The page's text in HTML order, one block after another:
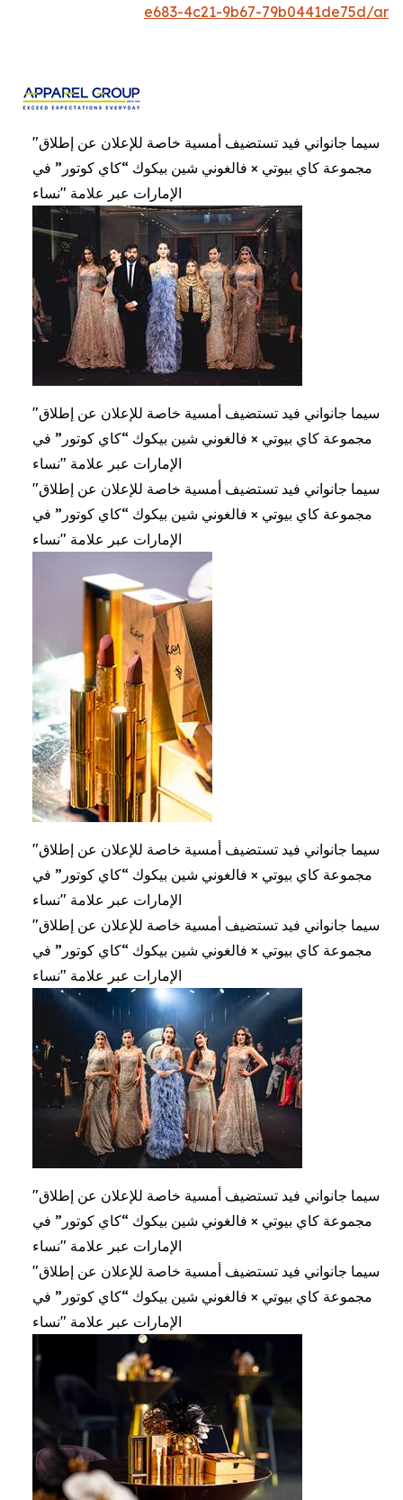
e683-4c21-9b67-79b0441de75d/ar
"سيما جانواني فيد تستضيف أمسية خاصة للإعلان عن إطلاق
مجموعة كاي بيوتي × فالغوني شين بيكوك “كاي كوتور” في
الإمارات عبر علامة "نساء
"سيما جانواني فيد تستضيف أمسية خاصة للإعلان عن إطلاق
مجموعة كاي بيوتي × فالغوني شين بيكوك “كاي كوتور” في
الإمارات عبر علامة "نساء
"سيما جانواني فيد تستضيف أمسية خاصة للإعلان عن إطلاق
مجموعة كاي بيوتي × فالغوني شين بيكوك “كاي كوتور” في
الإمارات عبر علامة "نساء
"سيما جانواني فيد تستضيف أمسية خاصة للإعلان عن إطلاق
مجموعة كاي بيوتي × فالغوني شين بيكوك “كاي كوتور” في
الإمارات عبر علامة "نساء
"سيما جانواني فيد تستضيف أمسية خاصة للإعلان عن إطلاق
مجموعة كاي بيوتي × فالغوني شين بيكوك “كاي كوتور” في
الإمارات عبر علامة "نساء
"سيما جانواني فيد تستضيف أمسية خاصة للإعلان عن إطلاق
مجموعة كاي بيوتي × فالغوني شين بيكوك “كاي كوتور” في
الإمارات عبر علامة "نساء
"سيما جانواني فيد تستضيف أمسية خاصة للإعلان عن إطلاق
مجموعة كاي بيوتي × فالغوني شين بيكوك “كاي كوتور” في
الإمارات عبر علامة "نساء